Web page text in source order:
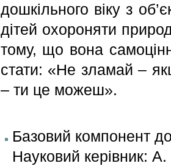
дошкільного віку з
дітей охороняти
тому, що вона
стати: «Не зламай –
– ти це можеш».
Базовий компонент
Науковий керівник: